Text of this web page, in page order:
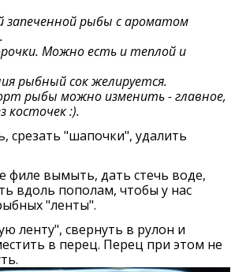
запеченной рыбы с ароматом
Можно есть и теплой и
рыбный сок желируется.
рыбы можно изменить - главное,
косточек :).
"шапочки", удалить
филе вымыть, дать стечь воде,
вдоль пополам, чтобы у нас
"ленты".
ленту", свернуть в рулон и
в перец. Перец при этом не